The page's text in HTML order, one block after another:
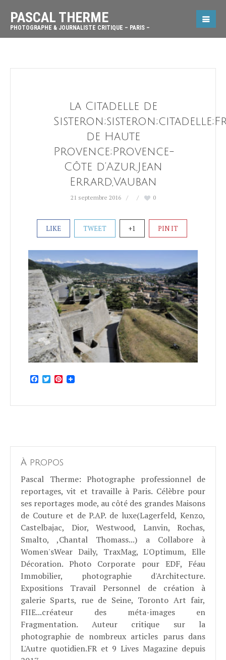
PASCAL THERME
PHOTOGRAPHE & JOURNALISTE CRITIQUE – PARIS –
la Citadelle de
de Haute
Provence;Provence-
Côte d’Azur,Jean
Errard,Vauban
21 septembre 2016 0
LIKE TWEET +1 PIN IT
Facebook
TwitterPinterest
À propos
Pascal Therme: Photographe professionnel de
reportages, vit et travaille à Paris. Célèbre pour
ses reportages mode, au côté des grandes Maisons
de Couture et de P.AP. de luxe(Lagerfeld, Kenzo,
Castelbajac, Dior, Westwood, Lanvin, Rochas,
Smalto, ,Chantal Thomass...) a Collabore à
Women'sWear Daily, TraxMag, L'Optimum, Elle
Décoration. Photo Corporate pour EDF, Féau
Immobilier, photographie d'Architecture.
Expositions Travail Personnel de création à
galerie Sparts, rue de Seine, Toronto Art fair,
FIIE...créateur des méta-images en
Fragmentation. Auteur critique sur la
photographie de nombreux articles parus dans
L'Autre quotidien.FR et 9 Lives Magazine depuis